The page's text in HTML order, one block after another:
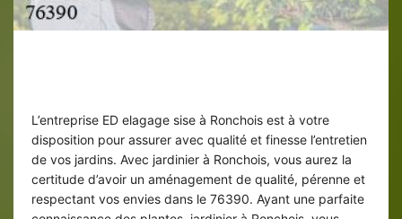
L’entreprise ED elagage sise à Ronchois est à votre
disposition pour assurer avec qualité et finesse l’entretien
de vos jardins. Avec jardinier à Ronchois, vous aurez la
certitude d’avoir un aménagement de qualité, pérenne et
respectant vos envies dans le 76390. Ayant une parfaite